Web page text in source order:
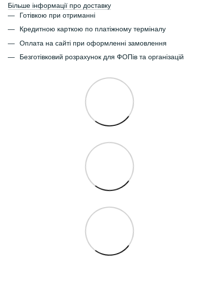
Більше інформації про доставку
Готівкою при отриманні
Кредитною карткою по платіжному терміналу
Оплата на сайті при оформленні замовлення
Безготівковий розрахунок для ФОПів та організацій